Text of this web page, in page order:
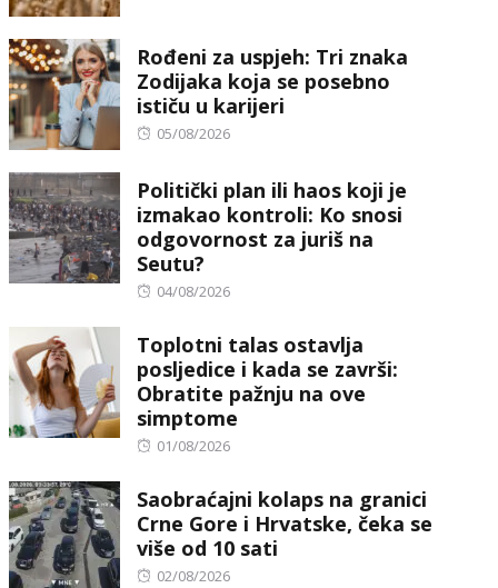
Rođeni za uspjeh: Tri znaka
Zodijaka koja se posebno
ističu u karijeri
Posted
05/08/2026
Politički plan ili haos koji je
izmakao kontroli: Ko snosi
odgovornost za juriš na
Seutu?
Posted
04/08/2026
Toplotni talas ostavlja
posljedice i kada se završi:
Obratite pažnju na ove
simptome
Posted
01/08/2026
Saobraćajni kolaps na granici
Crne Gore i Hrvatske, čeka se
više od 10 sati
Posted
02/08/2026